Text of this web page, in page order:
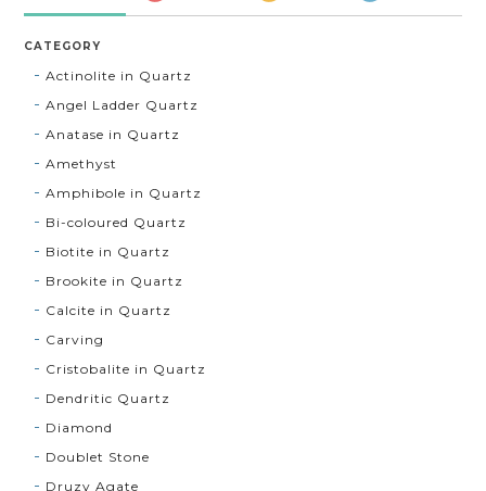
CATEGORY
Actinolite in Quartz
Angel Ladder Quartz
Anatase in Quartz
Amethyst
Amphibole in Quartz
Bi-coloured Quartz
Biotite in Quartz
Brookite in Quartz
Calcite in Quartz
Carving
Cristobalite in Quartz
Dendritic Quartz
Diamond
Doublet Stone
Druzy Agate